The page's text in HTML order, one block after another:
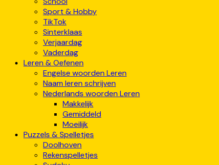
Sport & Hobby
TikTok
Sinterklaas
Verjaardag
Vaderdag
Leren & Oefenen
Engelse woorden Leren
Naam leren schrijven
Nederlands woorden Leren
Makkelijk
Gemiddeld
Moeilijk
Puzzels & Spelletjes
Doolhoven
Rekenspelletjes